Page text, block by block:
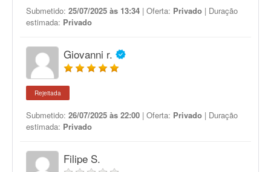
Submetido: 25/07/2025 às 13:34 | Oferta: Privado | Duração
estimada: Privado
Giovanni r.
Rejeitada
Submetido: 26/07/2025 às 22:00 | Oferta: Privado | Duração
estimada: Privado
Filipe S.